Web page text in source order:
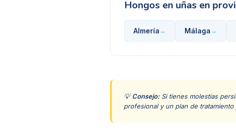
Hongos en uñas en
Almería → Málaga →
💡Consejo:Si tienes molestias
profesional y un plan de tratamiento